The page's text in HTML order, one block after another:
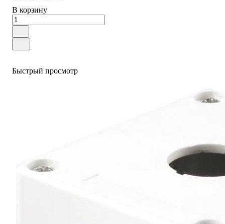
В корзину
Быстрый просмотр